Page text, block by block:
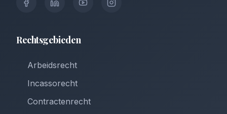
Rechtsgebieden
Arbeidsrecht
Incassorecht
Contractenrecht